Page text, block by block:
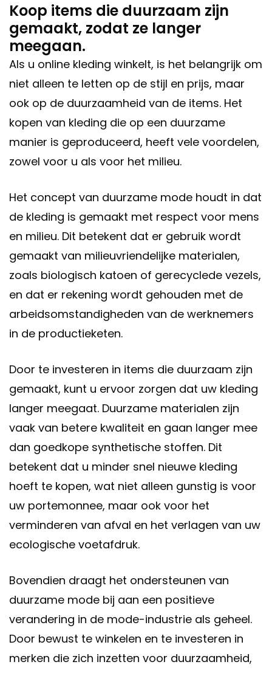
Koop items die duurzaam zijn
gemaakt, zodat ze langer
meegaan.
Als u online kleding winkelt, is het belangrijk om
niet alleen te letten op de stijl en prijs, maar
ook op de duurzaamheid van de items. Het
kopen van kleding die op een duurzame
manier is geproduceerd, heeft vele voordelen,
zowel voor u als voor het milieu.
Het concept van duurzame mode houdt in dat
de kleding is gemaakt met respect voor mens
en milieu. Dit betekent dat er gebruik wordt
gemaakt van milieuvriendelijke materialen,
zoals biologisch katoen of gerecyclede vezels,
en dat er rekening wordt gehouden met de
arbeidsomstandigheden van de werknemers
in de productieketen.
Door te investeren in items die duurzaam zijn
gemaakt, kunt u ervoor zorgen dat uw kleding
langer meegaat. Duurzame materialen zijn
vaak van betere kwaliteit en gaan langer mee
dan goedkope synthetische stoffen. Dit
betekent dat u minder snel nieuwe kleding
hoeft te kopen, wat niet alleen gunstig is voor
uw portemonnee, maar ook voor het
verminderen van afval en het verlagen van uw
ecologische voetafdruk.
Bovendien draagt het ondersteunen van
duurzame mode bij aan een positieve
verandering in de mode-industrie als geheel.
Door bewust te winkelen en te investeren in
merken die zich inzetten voor duurzaamheid,